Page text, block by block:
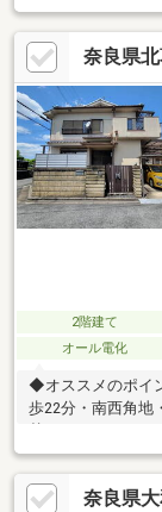
角地につき陽当り
フォーム内容】全
表替え洗面・浴室
リーニング※間取
奈良県
2階建て
オール電化
◆オススメのポイ
歩22分・南西角地
全面貼替 洋室
ッター設置■■■お
奈良県